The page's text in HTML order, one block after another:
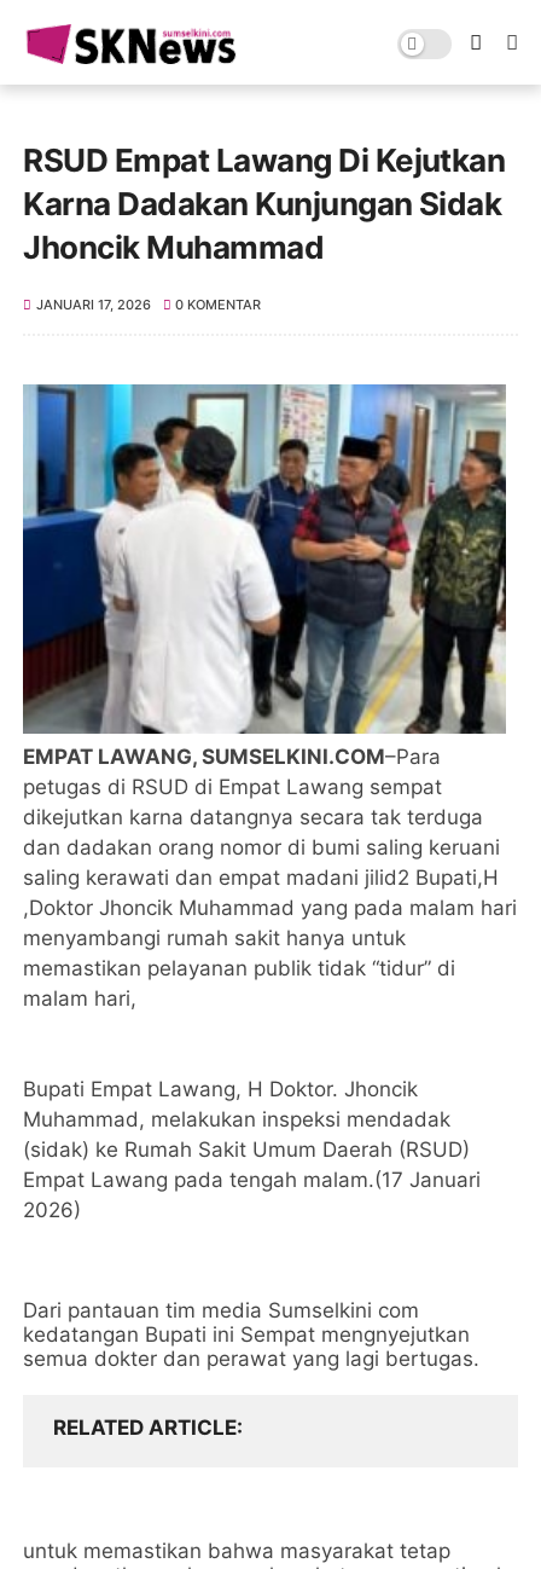
RSUD Empat Lawang Di Kejutkan
Karna Dadakan Kunjungan Sidak
Jhoncik Muhammad
JANUARI 17, 2026 0 KOMENTAR
EMPAT LAWANG, SUMSELKINI.COM–Para
petugas di RSUD di Empat Lawang sempat
dikejutkan karna datangnya secara tak terduga
dan dadakan orang nomor di bumi saling keruani
saling kerawati dan empat madani jilid2 Bupati,H
,Doktor Jhoncik Muhammad yang pada malam hari
menyambangi rumah sakit hanya untuk
memastikan pelayanan publik tidak “tidur” di
malam hari,
Bupati Empat Lawang, H Doktor. Jhoncik
Muhammad, melakukan inspeksi mendadak
(sidak) ke Rumah Sakit Umum Daerah (RSUD)
Empat Lawang pada tengah malam.(17 Januari
2026)
Dari pantauan tim media Sumselkini com
kedatangan Bupati ini Sempat mengnyejutkan
semua dokter dan perawat yang lagi bertugas.
RELATED ARTICLE
untuk memastikan bahwa masyarakat tetap